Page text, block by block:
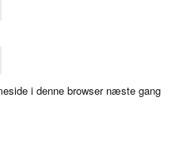
i denne browser næste gang